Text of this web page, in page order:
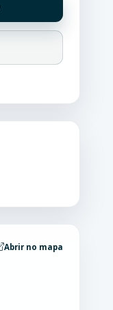
Abrir no mapa